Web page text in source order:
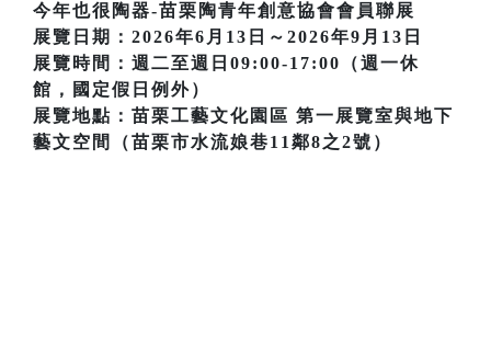
今年也很陶器-苗栗陶青年創意協會會員聯展
展覽日期：2026年6月13日～2026年9月13日
展覽時間：週二至週日09:00-17:00（週一休
館，國定假日例外）
展覽地點：苗栗工藝文化園區 第一展覽室與地下
藝文空間（苗栗市水流娘巷11鄰8之2號）